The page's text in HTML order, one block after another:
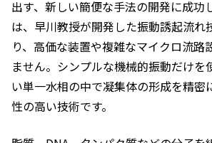
出す、新しい簡便な手法の開発に成功
は、早川教授が開発した振動誘起流れ
り、高価な装置や複雑なマイクロ流路
ません。シンプルな機械的振動だけを
い単一水相の中で凝集体の形成を精密
性の高い技術です。